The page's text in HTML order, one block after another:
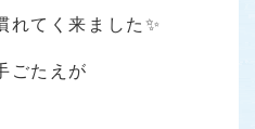
れてく来ました✨
ごたえが